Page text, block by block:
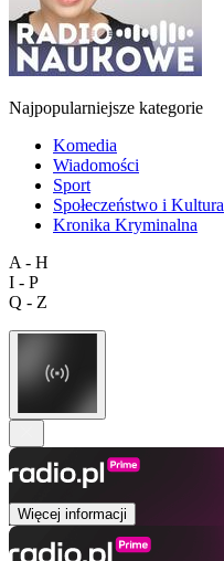
Najpopularniejsze kategorie
Komedia
Wiadomości
Sport
Społeczeństwo i Kultura
Kronika Kryminalna
A - H
I - P
Q - Z
Więcej informacji